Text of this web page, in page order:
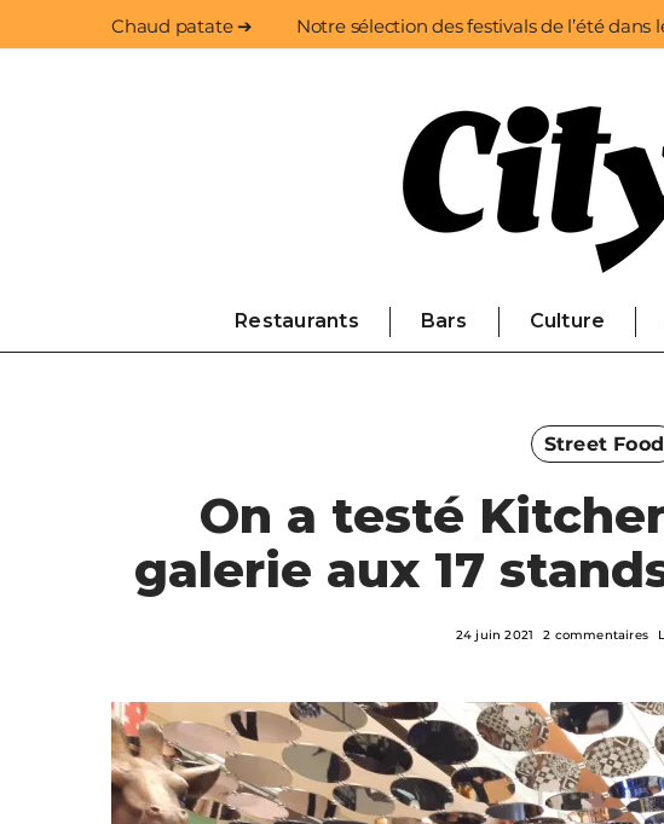
Chaud patate ➔ Notre sélection des festivals de l’été dans
Restaurants Bars Culture
Street Food
On a testé
galerie aux 17
24 juin 2021 2 commentaires